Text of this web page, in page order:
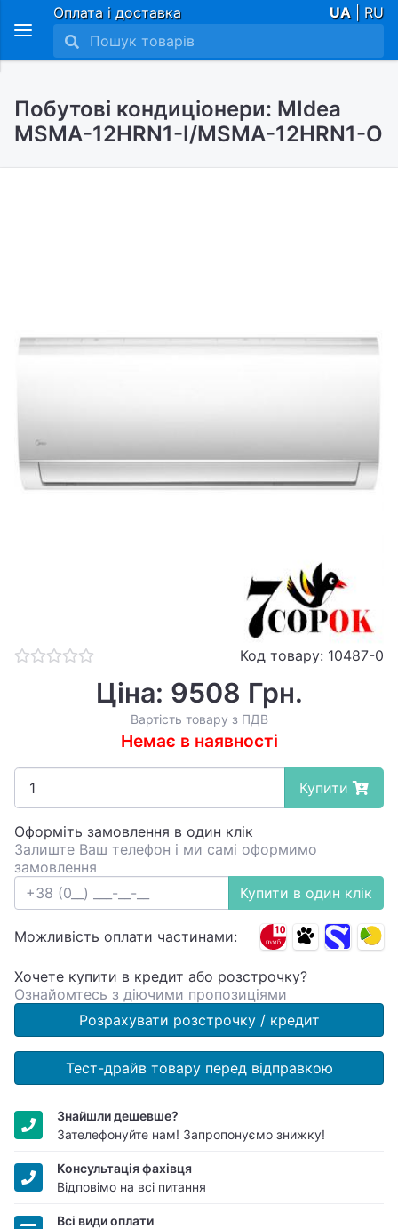
Оплата і доставка UA | RU
Побутові кондиціонери: MIdea
MSMA-12HRN1-I/MSMA-12HRN1-O
Код товару: 10487-0
Ціна: 9508 Грн.
Вартість товару з ПДВ
Немає в наявності
Купити
Оформіть замовлення в один клік
Залиште Ваш телефон і ми самі оформимо
замовлення
Купити в один клік
Можливість оплати частинами:
Хочете купити в кредит або розстрочку?
Ознайомтесь з діючими пропозиціями
Розрахувати розстрочку / кредит
Тест-драйв товару перед відправкою
Знайшли дешевше?
Зателефонуйте нам! Запропонуємо знижку!
Консультація фахівця
Відповімо на всі питання
Всі види оплати